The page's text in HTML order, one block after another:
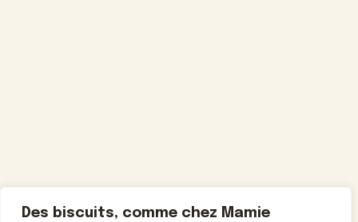
Des biscuits, comme chez Mamie